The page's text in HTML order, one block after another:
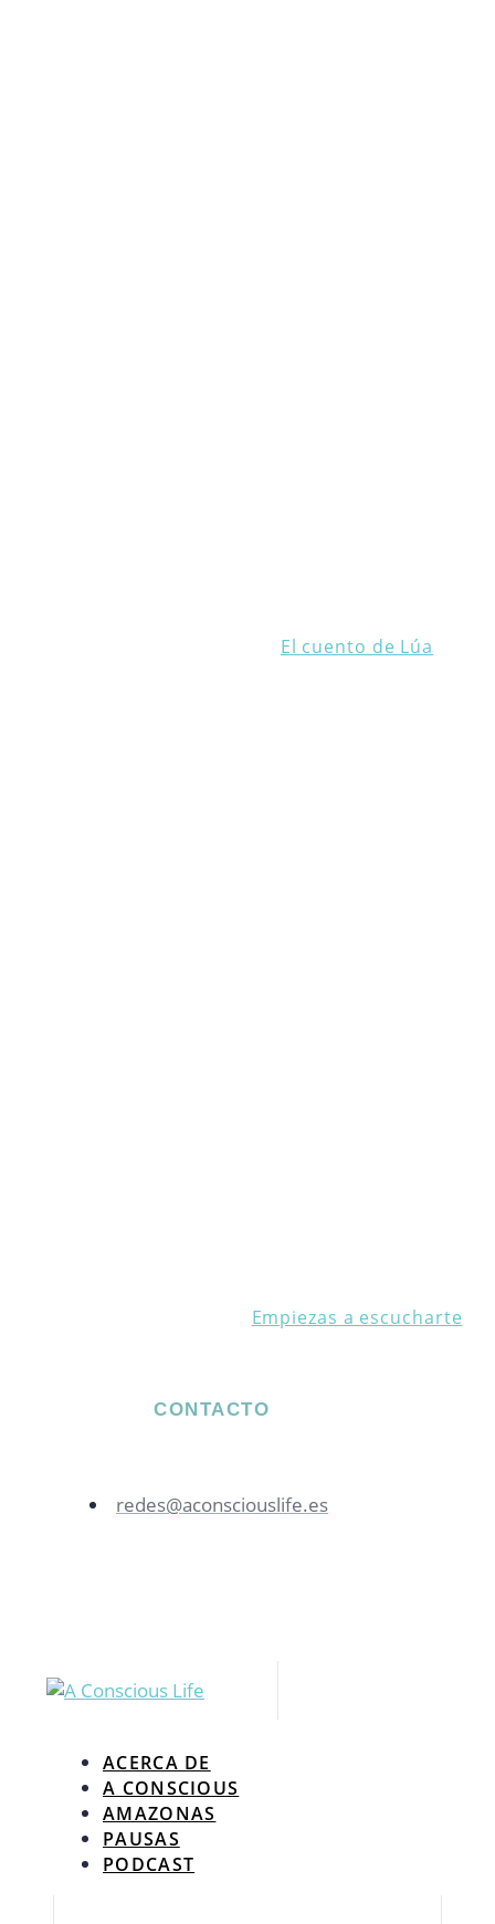
El cuento de Lúa
Empiezas a escucharte
CONTACTO
redes@aconsciouslife.es
ACERCA DE
A CONSCIOUS
AMAZONAS
PAUSAS
PODCAST